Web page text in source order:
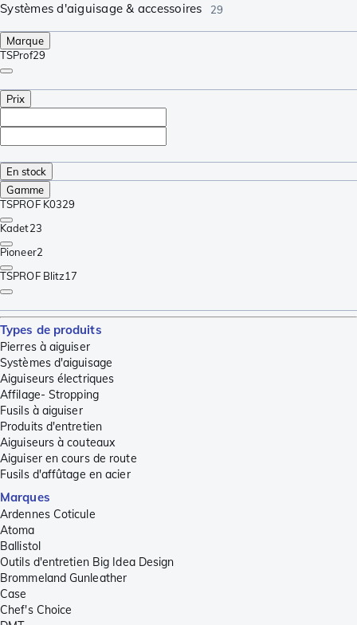
Systèmes d'aiguisage & accessoires 29
Marque
TSProf29
Prix
En stock
Gamme
TSPROF K0329
Kadet23
Pioneer2
TSPROF Blitz17
Types de produits
Pierres à aiguiser
Systèmes d'aiguisage
Aiguiseurs électriques
Affilage- Stropping
Fusils à aiguiser
Produits d'entretien
Aiguiseurs à couteaux
Aiguiser en cours de route
Fusils d'affûtage en acier
Marques
Ardennes Coticule
Atoma
Ballistol
Outils d'entretien Big Idea Design
Brommeland Gunleather
Case
Chef's Choice